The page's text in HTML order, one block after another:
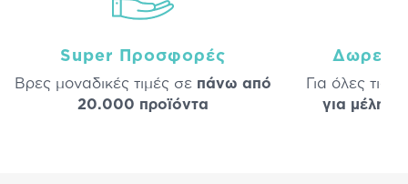
Super Προσφορές
Βρες μοναδικές τιμές σε πάνω από
20.000 προϊόντα
Δωρεάν
Για όλες τις
για μέλη